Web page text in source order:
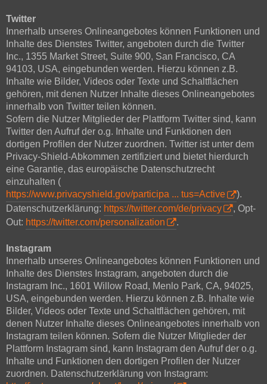
Twitter
Innerhalb unseres Onlineangebotes können Funktionen und
Inhalte des Dienstes Twitter, angeboten durch die Twitter
Inc., 1355 Market Street, Suite 900, San Francisco, CA
94103, USA, eingebunden werden. Hierzu können z.B.
Inhalte wie Bilder, Videos oder Texte und Schaltflächen
gehören, mit denen Nutzer Inhalte dieses Onlineangebotes
innerhalb von Twitter teilen können.
Sofern die Nutzer Mitglieder der Plattform Twitter sind, kann
Twitter den Aufruf der o.g. Inhalte und Funktionen den
dortigen Profilen der Nutzer zuordnen. Twitter ist unter dem
Privacy-Shield-Abkommen zertifiziert und bietet hierdurch
eine Garantie, das europäische Datenschutzrecht
einzuhalten (
https://www.privacyshield.gov/participa ... tus=Active
).
Datenschutzerklärung: https://twitter.com/de/privacy
, Opt-
Out: https://twitter.com/personalization .
Instagram
Innerhalb unseres Onlineangebotes können Funktionen und
Inhalte des Dienstes Instagram, angeboten durch die
Instagram Inc., 1601 Willow Road, Menlo Park, CA, 94025,
USA, eingebunden werden. Hierzu können z.B. Inhalte wie
Bilder, Videos oder Texte und Schaltflächen gehören, mit
denen Nutzer Inhalte dieses Onlineangebotes innerhalb von
Instagram teilen können. Sofern die Nutzer Mitglieder der
Plattform Instagram sind, kann Instagram den Aufruf der o.g.
Inhalte und Funktionen den dortigen Profilen der Nutzer
zuordnen. Datenschutzerklärung von Instagram: